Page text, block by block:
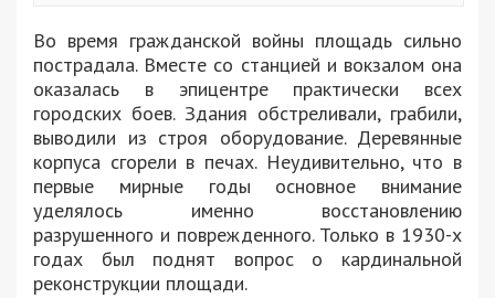
Во время гражданской войны площадь сильно
пострадала. Вместе со станцией и вокзалом она
оказалась в эпицентре практически всех
городских боев. Здания обстреливали, грабили,
выводили из строя оборудование. Деревянные
корпуса сгорели в печах. Неудивительно, что в
первые мирные годы основное внимание
уделялось именно восстановлению
разрушенного и поврежденного. Только в 1930-х
годах был поднят вопрос о кардинальной
реконструкции площади.